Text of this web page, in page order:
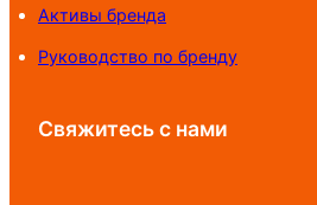
Активы бренда
Руководство по бренду
Свяжитесь с нами